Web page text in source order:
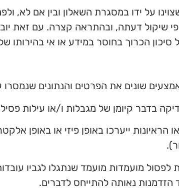
על ידו במסגרת השאלון ובין אם לא,
שיקול דעתה, ובהתראה קצרה. עם זאת
הכרוך בחוסר במידע או אי בהירותו
שונים את הפרטים והנתונים שנמסרו
בדבר קיומן של מגבלות ו/או עילות
ייערכו באופן פיזי או באופן
מועמדות מועמד שנתגלו לגביו
הזדמנות נאותה להתייחס לדברים.